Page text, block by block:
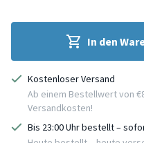
In den
Kostenloser Versand
Ab einem Bestellwert von
Versandkosten!
Bis 23:00 Uhr bestellt –